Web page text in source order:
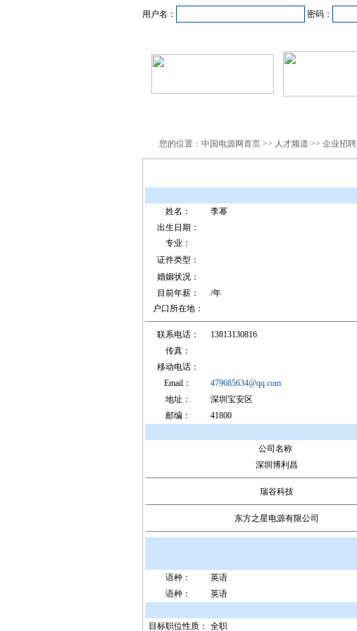
用户名： 密码：
您的位置：中国电源网首页 >> 人才频道 >> 企业招聘
姓名：
李幂
出生日期：
专业：
证件类型：
婚姻状况：
目前年薪：
/年
户口所在地：
联系电话：
13813130816
传真：
移动电话：
Email：
479685634@qq.com
地址：
深圳宝安区
邮编：
41800
公司名称
深圳博利昌
瑞谷科技
东方之星电源有限公司
语种：
英语
语种：
英语
目标职位性质：
全职